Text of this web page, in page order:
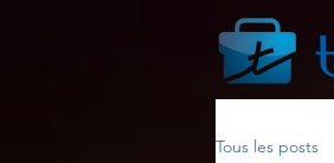
Tous les posts